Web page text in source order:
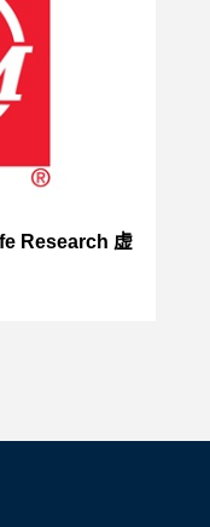
Research 虚